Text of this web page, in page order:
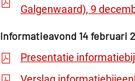
Galgenwaard), 9
Informatieavond 14 februari
Presentatie